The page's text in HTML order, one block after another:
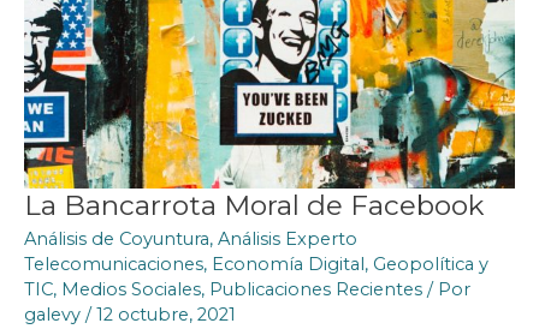
La Bancarrota Moral de Facebook
Análisis de Coyuntura, Análisis Experto
Telecomunicaciones, Economía Digital, Geopolítica y
TIC, Medios Sociales, Publicaciones Recientes / Por
galevy /12 octubre, 2021